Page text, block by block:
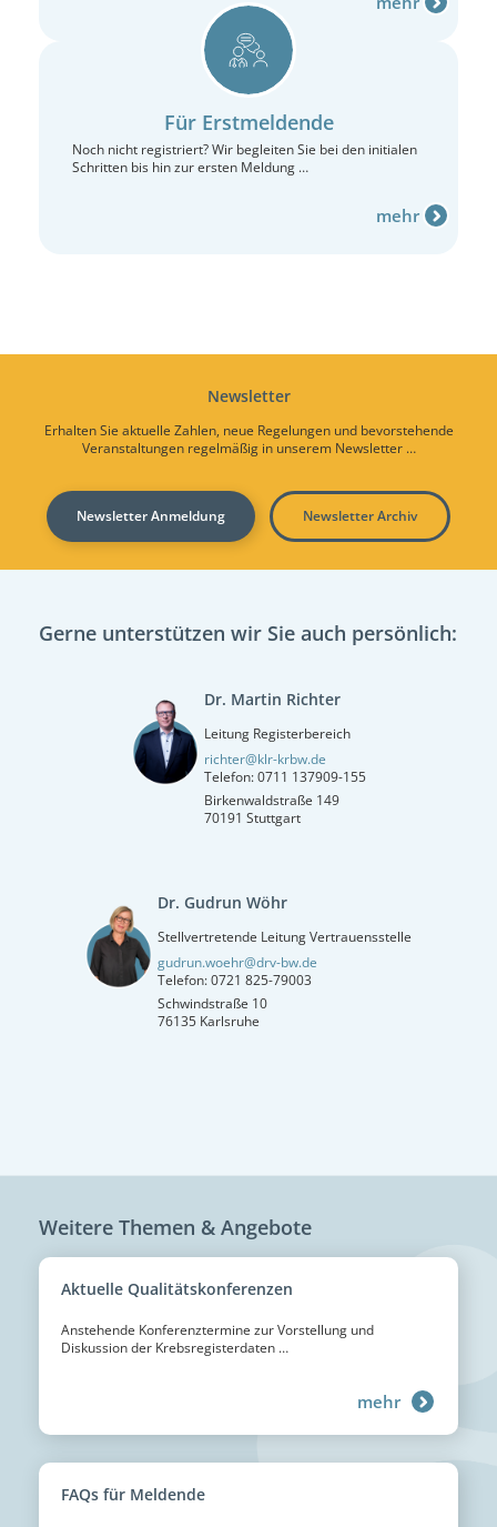
Für Erstmeldende
Noch nicht registriert? Wir begleiten Sie bei den initialen
Schritten bis hin zur ersten Meldung …
mehr
Newsletter
Erhalten Sie aktuelle Zahlen, neue Regelungen und bevorstehende
Veranstaltungen regelmäßig in unserem Newsletter …
Newsletter Anmeldung Newsletter Archiv
Gerne unterstützen wir Sie auch persönlich:
Dr. Martin Richter
Leitung Registerbereich
richter@klr-krbw.de
Telefon: 0711 137909-155
Birkenwaldstraße 149
70191 Stuttgart
Dr. Gudrun Wöhr
Stellvertretende Leitung Vertrauensstelle
gudrun.woehr@drv-bw.de
Telefon: 0721 825-79003
Schwindstraße 10
76135 Karlsruhe
Weitere Themen & Angebote
Aktuelle Qualitätskonferenzen
Anstehende Konferenztermine zur Vorstellung und
Diskussion der Krebsregisterdaten …
mehr
FAQs für Meldende